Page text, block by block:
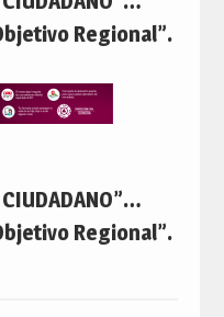
Regional”.
Regional”.